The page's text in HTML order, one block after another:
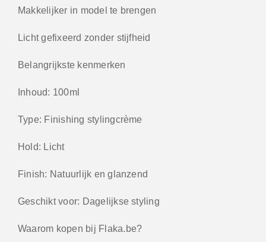
Makkelijker in model te brengen
Licht gefixeerd zonder stijfheid
Belangrijkste kenmerken
Inhoud: 100ml
Type: Finishing stylingcrème
Hold: Licht
Finish: Natuurlijk en glanzend
Geschikt voor: Dagelijkse styling
Waarom kopen bij Flaka.be?